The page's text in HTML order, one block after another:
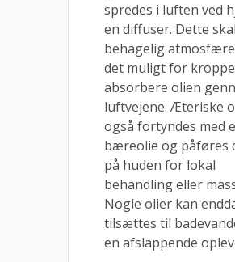
spredes i luften ved
en diffuser. Dette
behagelig
det muligt for
absorbere olien
luftvejene. Æteriske
også fortyndes med
bæreolie og påføres
på huden for lokal
behandling eller
Nogle olier kan
tilsættes til
en afslappende